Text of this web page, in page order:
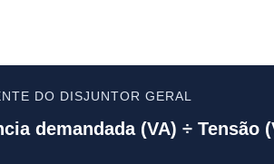
DO DISJUNTOR GERAL
demandada (VA) ÷ Tensão